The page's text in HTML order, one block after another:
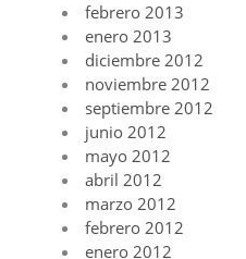
febrero 2013
enero 2013
diciembre 2012
noviembre 2012
septiembre 2012
junio 2012
mayo 2012
abril 2012
marzo 2012
febrero 2012
enero 2012